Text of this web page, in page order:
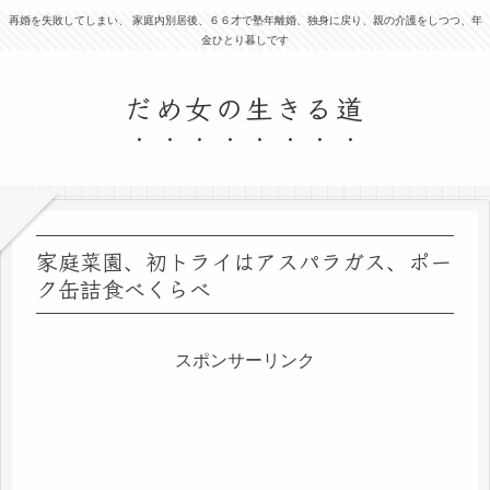
再婚を失敗してしまい、 家庭内別居後、６６才で塾年離婚、独身に戻り、親の介護をしつつ、年
金ひとり暮しです
だめ女の生きる道
家庭菜園、初トライはアスパラガス、ポー
ク缶詰食べくらべ
スポンサーリンク